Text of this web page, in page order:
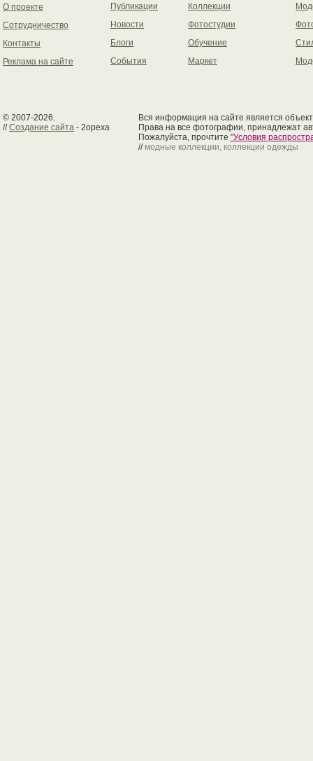
О проекте
Сотрудничество
Контакты
Реклама на сайте
Публикации
Новости
Блоги
События
Коллекции
Фотостудии
Обучение
Маркет
© 2007-2026.
//Создание сайта - 2opexa
Вся информация на сайте является
Права на все фотографии, принадлежат
Пожалуйста, прочтите "Условия
// модные коллекции, коллекции одежды